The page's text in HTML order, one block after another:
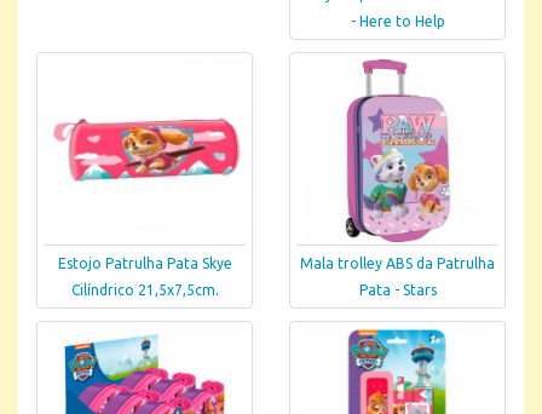
- Here to Help
Estojo Patrulha Pata Skye
Cilíndrico 21,5x7,5cm.
Mala trolley ABS da Patrulha
Pata - Stars